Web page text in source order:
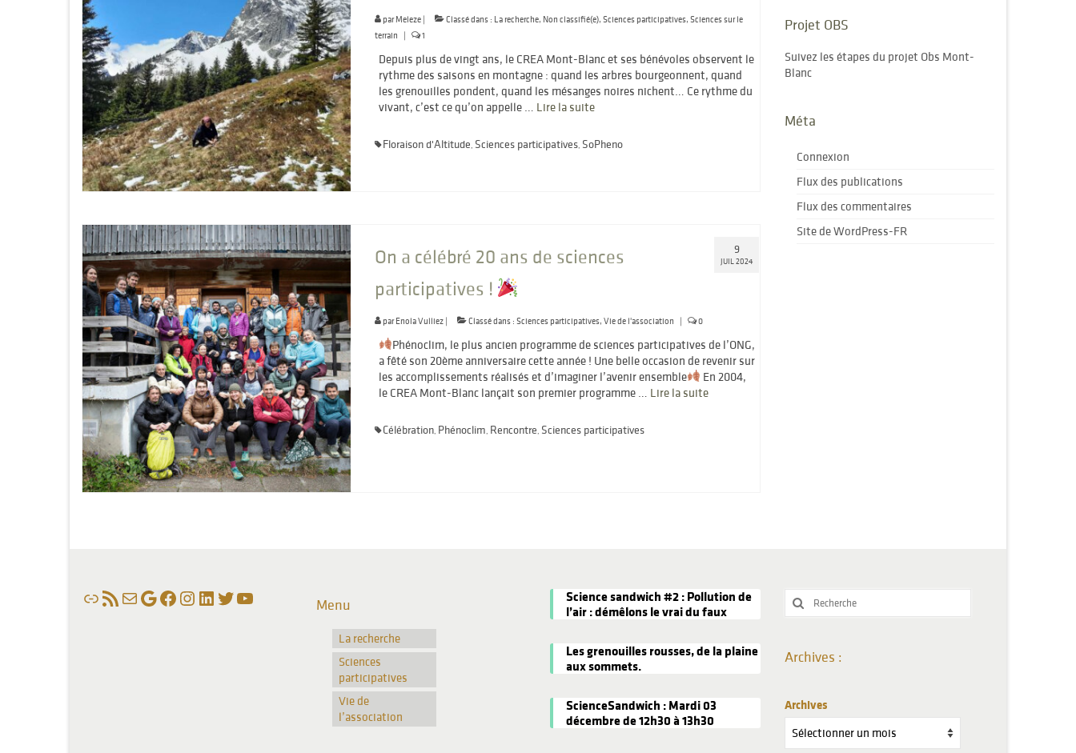
parMeleze| Classé dans : La recherche, Non classifié(e), Sciences participatives, Sciences sur le
terrain
| 1
Depuis plus de vingt ans, le CREA Mont-Blanc et ses bénévoles observent le
rythme des saisons en montagne : quand les arbres bourgeonnent, quand
les grenouilles pondent, quand les mésanges noires nichent… Ce rythme du
vivant, c’est ce qu’on appelle … Lire la suite­­
Floraison d'Altitude, Sciences participatives, SoPheno
9
JUIL 2024
On a célébré 20 ans de sciences
participatives !
parEnola Vulliez| Classé dans : Sciences participatives, Vie de l'association | 0
Phénoclim, le plus ancien programme de sciences participatives de l’ONG,
a fêté son 20ème anniversaire cette année ! Une belle occasion de revenir sur
les accomplissements réalisés et d’imaginer l’avenir ensemble
En 2004,
le CREA Mont-Blanc lançait son premier programme … Lire la suite­­
Célébration, Phénoclim Rencontre Sciences participatives
Projet OBS
Suivez les étapes du projet Obs Mont-
Blanc
Méta
Connexion
Flux des publications
Flux des commentaires
Site de WordPress-FR
LienFlux RSSE-mailGoogle
Facebook
Instagram
LinkedIn
Twitter
YouTube Menu
La recherche
Sciences
participatives
Vie de
l’association
Science sandwich #2 : Pollution de
l’air : démêlons le vrai du faux
Les grenouilles rousses, de la plaine
aux sommets.
ScienceSandwich : Mardi 03
décembre de 12h30 à 13h30
Rechercher
:
Archives :
Archives